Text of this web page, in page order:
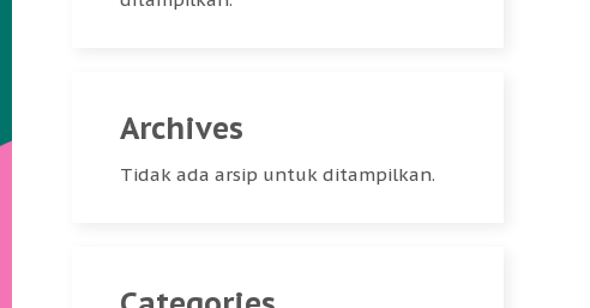
Archives
Tidak ada arsip untuk ditampilkan.